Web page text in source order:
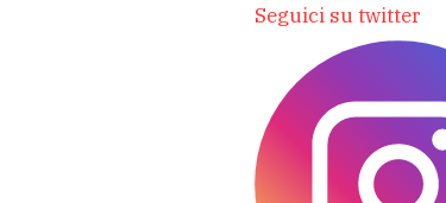
Seguici su twitter